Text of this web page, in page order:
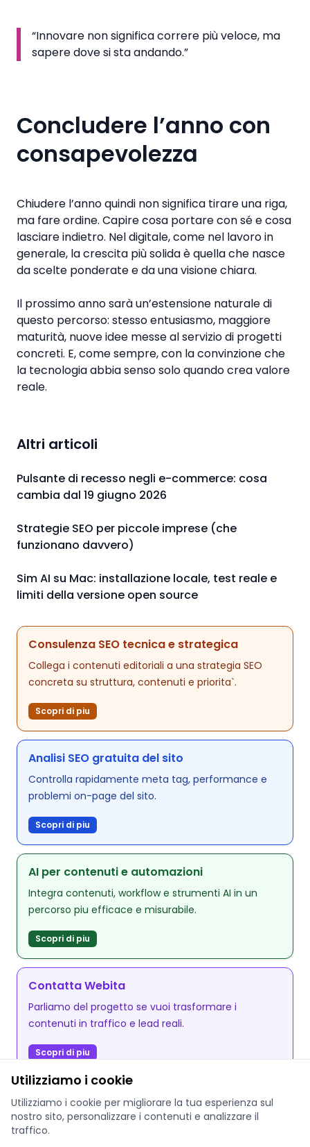
“Innovare non significa correre più veloce, ma
sapere dove si sta andando.”
Concludere l’anno con
consapevolezza
Chiudere l’anno quindi non significa tirare una riga,
ma fare ordine. Capire cosa portare con sé e cosa
lasciare indietro. Nel digitale, come nel lavoro in
generale, la crescita più solida è quella che nasce
da scelte ponderate e da una visione chiara.
Il prossimo anno sarà un’estensione naturale di
questo percorso: stesso entusiasmo, maggiore
maturità, nuove idee messe al servizio di progetti
concreti. E, come sempre, con la convinzione che
la tecnologia abbia senso solo quando crea valore
reale.
Altri articoli
Pulsante di recesso negli e-commerce: cosa
cambia dal 19 giugno 2026
Strategie SEO per piccole imprese (che
funzionano davvero)
Sim AI su Mac: installazione locale, test reale e
limiti della versione open source
Consulenza SEO tecnica e strategica
Collega i contenuti editoriali a una strategia SEO
concreta su struttura, contenuti e priorita`.
Scopri di piu
Analisi SEO gratuita del sito
Controlla rapidamente meta tag, performance e
problemi on-page del sito.
Scopri di piu
AI per contenuti e automazioni
Integra contenuti, workflow e strumenti AI in un
percorso piu efficace e misurabile.
Scopri di piu
Contatta Webita
Parliamo del progetto se vuoi trasformare i
contenuti in traffico e lead reali.
Scopri di piu
Utilizziamo i cookie
Utilizziamo i cookie per migliorare la tua esperienza sul
nostro sito, personalizzare i contenuti e analizzare il
traffico.